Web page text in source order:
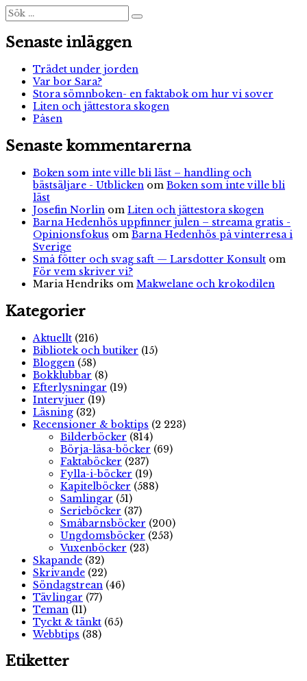
från
Ordalaget
Sök
efter:
Sök
Senaste inläggen
Trädet under jorden
Var bor Sara?
Stora sömnboken- en faktabok om hur vi sover
Liten och jättestora skogen
Påsen
Senaste kommentarerna
Boken som inte ville bli läst – handling och
bästsäljare - Utblicken om Boken som inte ville bli
läst
Josefin Norlin om Liten och jättestora skogen
Barna Hedenhös uppfinner julen – streama gratis -
Opinionsfokus om Barna Hedenhös på vinterresa i
Sverige
Små fötter och svag saft — Larsdotter Konsult om
För vem skriver vi?
Maria Hendriks om Makwelane och krokodilen
Kategorier
Aktuellt (216)
Bibliotek och butiker (15)
Bloggen (58)
Bokklubbar (8)
Efterlysningar (19)
Intervjuer (19)
Läsning (32)
Recensioner & boktips (2 223)
Bilderböcker (814)
Börja-läsa-böcker (69)
Faktaböcker (237)
Fylla-i-böcker (19)
Kapitelböcker (588)
Samlingar (51)
Serieböcker (37)
Småbarnsböcker (200)
Ungdomsböcker (253)
Vuxenböcker (23)
Skapande (32)
Skrivande (22)
Söndagstrean (46)
Tävlingar (77)
Teman (11)
Tyckt & tänkt (65)
Webbtips (38)
Etiketter